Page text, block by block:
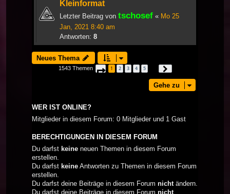
Kleinformat
Letzter Beitrag von tschosef « Mo 25
Jan, 2021 8:40 am
Antworten: 8
Neues Thema
1543 Themen Seite 1von 52
1 2 3 4 5
Gehe zu
WER IST ONLINE?
Mitglieder in diesem Forum: 0 Mitglieder und 1 Gast
BERECHTIGUNGEN IN DIESEM FORUM
Du darfst keine neuen Themen in diesem Forum
erstellen.
Du darfst keine Antworten zu Themen in diesem Forum
erstellen.
Du darfst deine Beiträge in diesem Forum nichtändern.
Du darfst deine Beiträge in diesem Forum nicht